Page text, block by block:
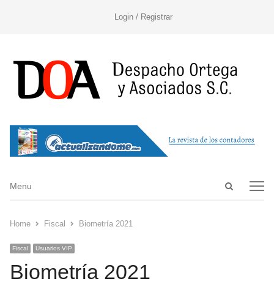
Login / Registrar
Open
Menu
Menu
Home Fiscal Biometría 2021
Fiscal Usuarios VIP
Biometría 2021